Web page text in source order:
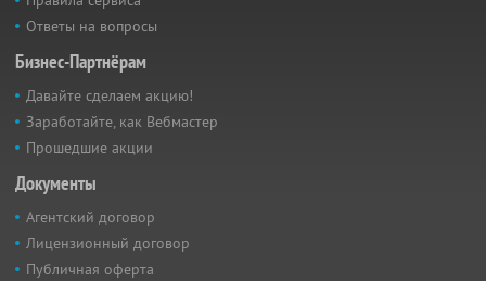
Ответы на вопросы
Бизнес-Партнёрам
Давайте сделаем акцию!
Заработайте, как Вебмастер
Прошедшие акции
Документы
Агентский договор
Лицензионный договор
Публичная оферта